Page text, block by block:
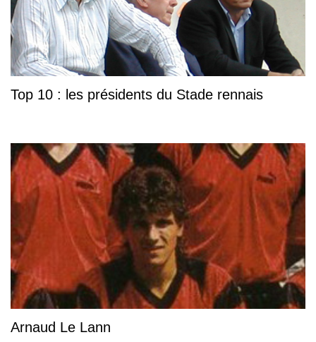
Top 10 : les présidents du Stade rennais
Arnaud Le Lann